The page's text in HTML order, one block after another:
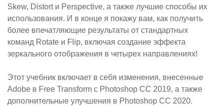
Skew, Distort и Perspective, а также лучшие способы их
использования. И в конце я покажу вам, как получить
более впечатляющие результаты от стандартных
команд Rotate и Flip, включая создание эффекта
зеркального отображения в четырех направлениях!
Этот учебник включает в себя изменения, внесенные
Adobe в Free Transform с Photoshop CC 2019, а также
дополнительные улучшения в Photoshop CC 2020.